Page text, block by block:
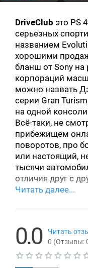
DriveClub это PS
серьезных
названием
хорошими
бланш от Sony на
корпораций
можно назвать
серии Gran
на одной
Всё-таки, не
прибежищем
поворотов, про
или настоящий,
тысячи
отличия друг с
0.0
Читать
0 (Отзывы: